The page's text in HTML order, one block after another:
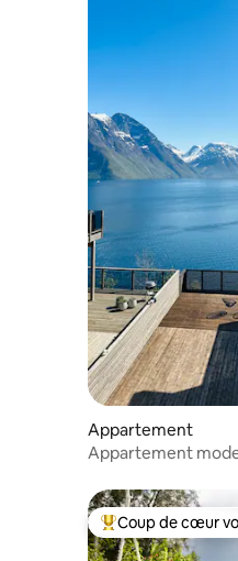
Appartement
Appartement
Coups de cœur
Coup de cœur